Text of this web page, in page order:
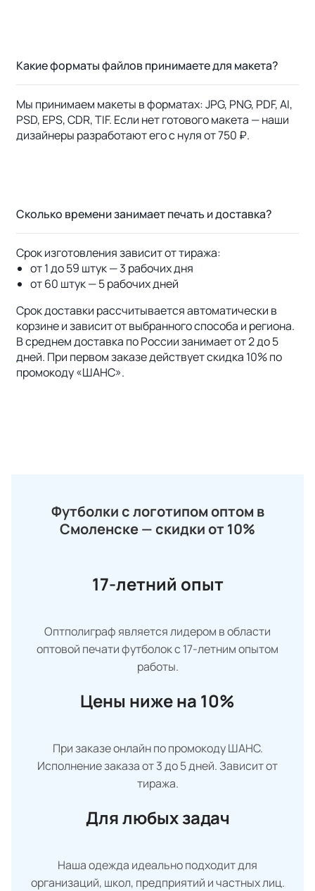
Какие форматы файлов принимаете для макета?
Мы принимаем макеты в форматах: JPG, PNG, PDF, AI,
PSD, EPS, CDR, TIF. Если нет готового макета — наши
дизайнеры разработают его с нуля от 750 ₽.
Сколько времени занимает печать и доставка?
Срок изготовления зависит от тиража:
от 1 до 59 штук — 3 рабочих дня
от 60 штук — 5 рабочих дней
Срок доставки рассчитывается автоматически в
корзине и зависит от выбранного способа и региона.
В среднем доставка по России занимает от 2 до 5
дней. При первом заказе действует скидка 10% по
промокоду «ШАНС».
Футболки с логотипом оптом в
Смоленске — скидки от 10%
17-летний опыт
Оптполиграф является лидером в области
оптовой печати футболок с 17-летним опытом
работы.
Цены ниже на 10%
При заказе онлайн по промокоду ШАНС.
Исполнение заказа от 3 до 5 дней. Зависит от
тиража.
Для любых задач
Наша одежда идеально подходит для
организаций, школ, предприятий и частных лиц.